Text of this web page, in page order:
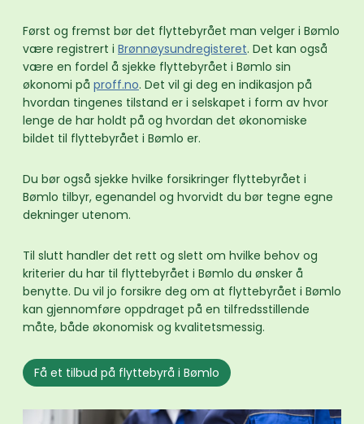
Først og fremst bør det flyttebyrået man velger i Bømlo
være registrert i Brønnøysundregisteret. Det kan også
være en fordel å sjekke flyttebyrået i Bømlo sin
økonomi på proff.no. Det vil gi deg en indikasjon på
hvordan tingenes tilstand er i selskapet i form av hvor
lenge de har holdt på og hvordan det økonomiske
bildet til flyttebyrået i Bømlo er.
Du bør også sjekke hvilke forsikringer flyttebyrået i
Bømlo tilbyr, egenandel og hvorvidt du bør tegne egne
dekninger utenom.
Til slutt handler det rett og slett om hvilke behov og
kriterier du har til flyttebyrået i Bømlo du ønsker å
benytte. Du vil jo forsikre deg om at flyttebyrået i Bømlo
kan gjennomføre oppdraget på en tilfredsstillende
måte, både økonomisk og kvalitetsmessig.
Få et tilbud på flyttebyrå i Bømlo